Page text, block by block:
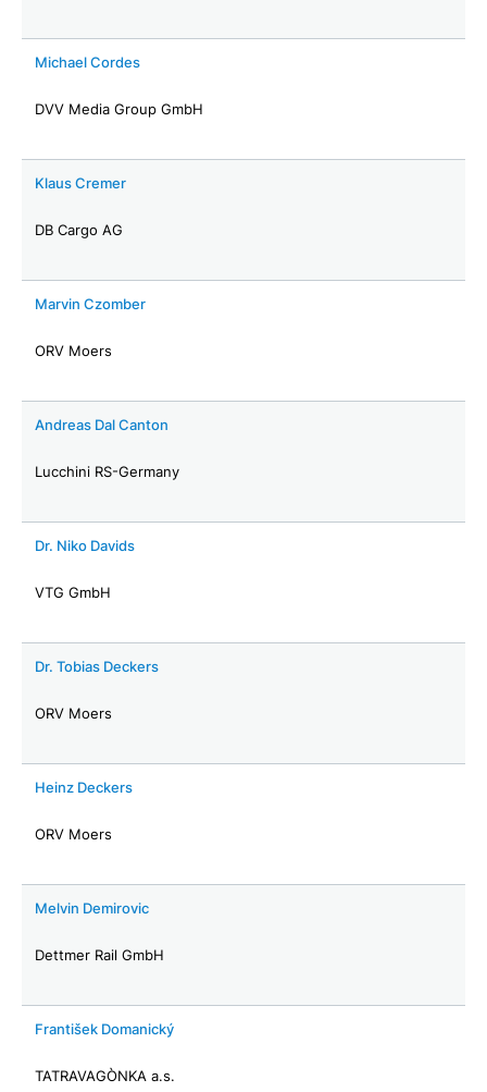
Michael Cordes
DVV Media Group GmbH
Klaus Cremer
DB Cargo AG
Marvin Czomber
ORV Moers
Andreas Dal Canton
Lucchini RS-Germany
Dr. Niko Davids
VTG GmbH
Dr. Tobias Deckers
ORV Moers
Heinz Deckers
ORV Moers
Melvin Demirovic
Dettmer Rail GmbH
František Domanický
TATRAVAGÒNKA a.s.